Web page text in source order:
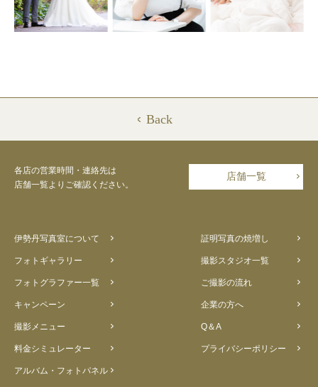
Back
各店の営業時間・連絡先は
店舗一覧よりご確認ください。
店舗一覧
伊勢丹写真室について 証明写真の焼増し
フォトギャラリー 撮影スタジオ一覧
フォトグラファー一覧 ご撮影の流れ
キャンペーン 企業の方へ
撮影メニュー Q＆A
料金シミュレーター プライバシーポリシー
アルバム・フォトパネル